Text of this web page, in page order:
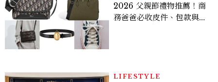
2026 父親節禮物推薦！商
務爸爸必收皮件、包款與鞋
LIFESTYLE